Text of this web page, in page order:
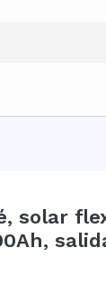
solar